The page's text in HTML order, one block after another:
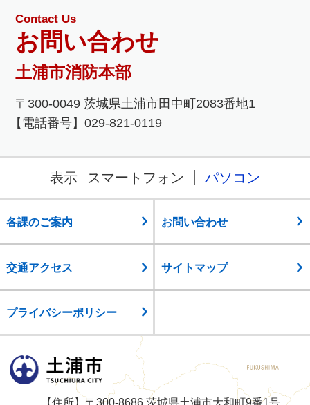
Contact Us
お問い合わせ
土浦市消防本部
〒300-0049 茨城県土浦市田中町2083番地1
【電話番号】029-821-0119
表示 スマートフォン パソコン
各課のご案内 お問い合わせ
交通アクセス サイトマップ
プライバシーポリシー
土浦市